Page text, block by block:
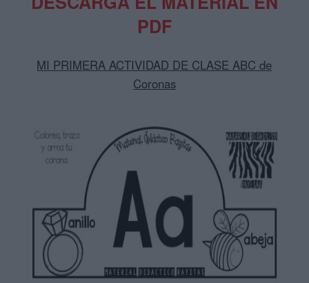
PDF
MI PRIMERA ACTIVIDAD DE CLASE ABC de
Coronas